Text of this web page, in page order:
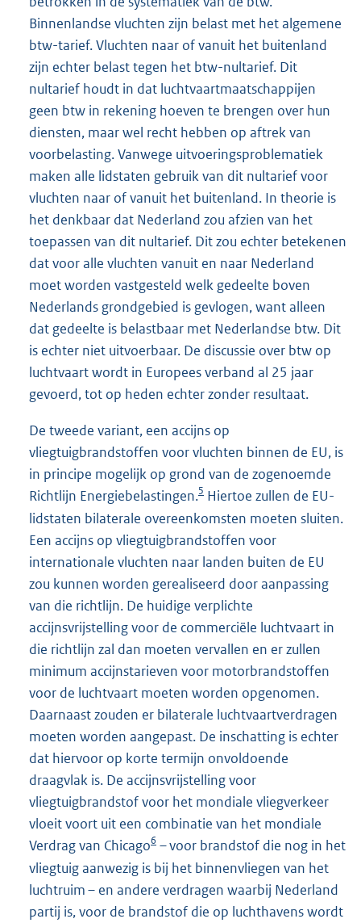
Binnenlandse vluchten zijn belast met het algemene
btw-tarief. Vluchten naar of vanuit het buitenland
zijn echter belast tegen het btw-nultarief. Dit
nultarief houdt in dat luchtvaartmaatschappijen
geen btw in rekening hoeven te brengen over hun
diensten, maar wel recht hebben op aftrek van
voorbelasting. Vanwege uitvoeringsproblematiek
maken alle lidstaten gebruik van dit nultarief voor
vluchten naar of vanuit het buitenland. In theorie is
het denkbaar dat Nederland zou afzien van het
toepassen van dit nultarief. Dit zou echter betekenen
dat voor alle vluchten vanuit en naar Nederland
moet worden vastgesteld welk gedeelte boven
Nederlands grondgebied is gevlogen, want alleen
dat gedeelte is belastbaar met Nederlandse btw. Dit
is echter niet uitvoerbaar. De discussie over btw op
luchtvaart wordt in Europees verband al 25 jaar
gevoerd, tot op heden echter zonder resultaat.
De tweede variant, een accijns op
vliegtuigbrandstoffen voor vluchten binnen de EU, is
in principe mogelijk op grond van de zogenoemde
Richtlijn Energiebelastingen.5 Hiertoe zullen de EU-
lidstaten bilaterale overeenkomsten moeten sluiten.
Een accijns op vliegtuigbrandstoffen voor
internationale vluchten naar landen buiten de EU
zou kunnen worden gerealiseerd door aanpassing
van die richtlijn. De huidige verplichte
accijnsvrijstelling voor de commerciële luchtvaart in
die richtlijn zal dan moeten vervallen en er zullen
minimum accijnstarieven voor motorbrandstoffen
voor de luchtvaart moeten worden opgenomen.
Daarnaast zouden er bilaterale luchtvaartverdragen
moeten worden aangepast. De inschatting is echter
dat hiervoor op korte termijn onvoldoende
draagvlak is. De accijnsvrijstelling voor
vliegtuigbrandstof voor het mondiale vliegverkeer
vloeit voort uit een combinatie van het mondiale
Verdrag van Chicago6 – voor brandstof die nog in het
vliegtuig aanwezig is bij het binnenvliegen van het
luchtruim – en andere verdragen waarbij Nederland
partij is, voor de brandstof die op luchthavens wordt